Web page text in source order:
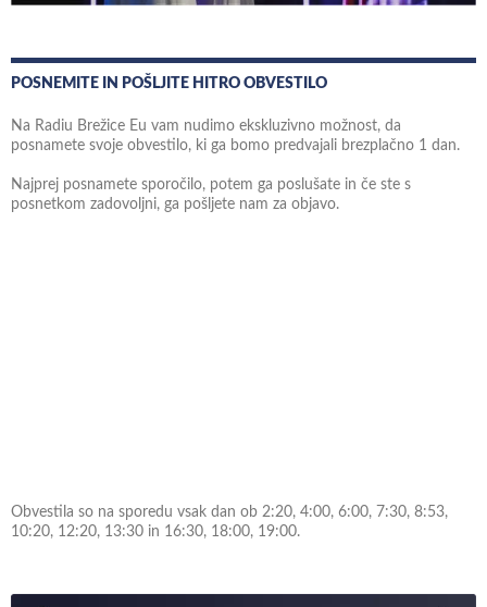
POSNEMITE IN POŠLJITE HITRO OBVESTILO
Na Radiu Brežice Eu vam nudimo ekskluzivno možnost, da
posnamete svoje obvestilo, ki ga bomo predvajali brezplačno 1 dan.
Najprej posnamete sporočilo, potem ga poslušate in če ste s
posnetkom zadovoljni, ga pošljete nam za objavo.
Obvestila so na sporedu vsak dan ob 2:20, 4:00, 6:00, 7:30, 8:53,
10:20, 12:20, 13:30 in 16:30, 18:00, 19:00.